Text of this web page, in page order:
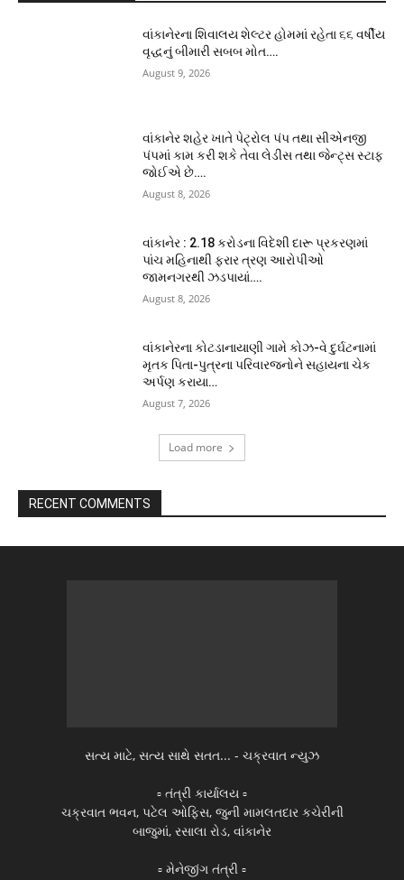
વાંકાનેરના શિવાલય શેલ્ટર હોમમાં રહેતા ૬૬ વર્ષીય
વૃદ્ધનું બીમારી સબબ મોત….
August 9, 2026
વાંકાનેર શહેર ખાતે પેટ્રોલ પંપ તથા સીએનજી
પંપમાં કામ કરી શકે તેવા લેડીસ તથા જેન્ટ્સ સ્ટાફ
જોઈએ છે….
August 8, 2026
વાંકાનેર : 2.18 કરોડના વિદેશી દારૂ પ્રકરણમાં
પાંચ મહિનાથી ફરાર ત્રણ આરોપીઓ
જામનગરથી ઝડપાયાં….
August 8, 2026
વાંકાનેરના કોટડાનાયાણી ગામે કોઝ-વે દુર્ઘટનામાં
મૃતક પિતા-પુત્રના પરિવારજનોને સહાયના ચેક
અર્પણ કરાયા…
August 7, 2026
Load more
RECENT COMMENTS
સત્ય માટે, સત્ય સાથે સતત... - ચક્રવાત ન્યુઝ
▫️ તંત્રી કાર્યાલય ▫️
ચક્રવાત ભવન, પટેલ ઓફિસ, જુની મામલતદાર કચેરીની
બાજુમાં, રસાલા રોડ, વાંકાનેર
▫️ મેનેજીંગ તંત્રી ▫️